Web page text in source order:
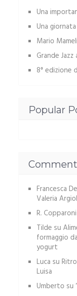
Una
Una
Mario
Grande Jazz
8° edizione
Popular
Francesca
Valeria
R. Copparoni
Tilde su
formaggio
yogurt
Luca su
Luisa
Umberto su